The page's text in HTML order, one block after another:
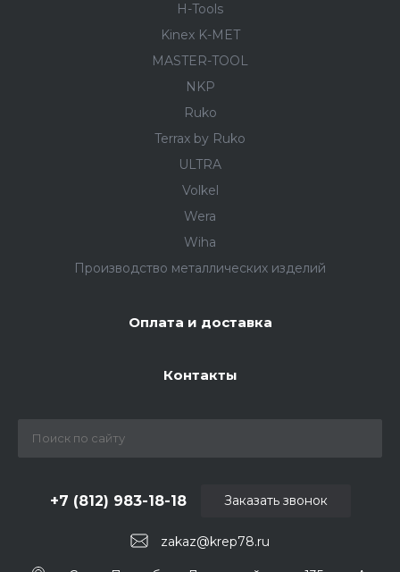
H-Tools
Kinex K-MET
MASTER-TOOL
NKP
Ruko
Terrax by Ruko
ULTRA
Volkel
Wera
Wiha
Производство металлических изделий
Оплата и доставка
Контакты
zakaz@krep78.ru
+7 (812) 983-18-18 Заказать звонок